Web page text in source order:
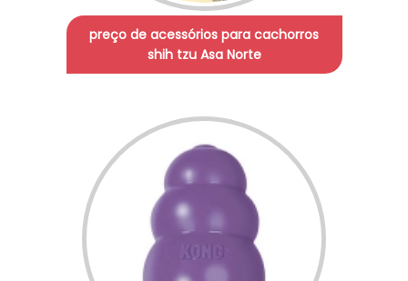
preço de acessórios para cachorros
shih tzu Asa Norte